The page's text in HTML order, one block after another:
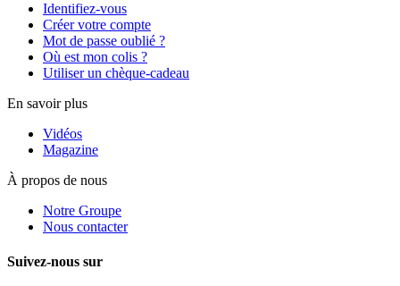
Identifiez-vous
Créer votre compte
Mot de passe oublié ?
Où est mon colis ?
Utiliser un chèque-cadeau
En savoir plus
Vidéos
Magazine
À propos de nous
Notre Groupe
Nous contacter
Suivez-nous sur